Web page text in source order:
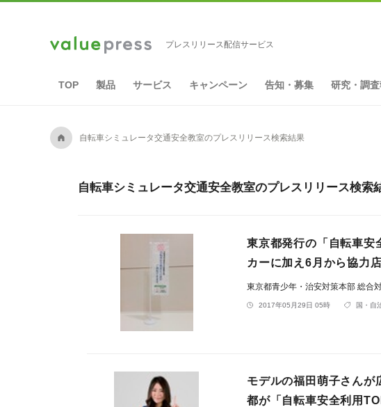
プレスリリース配信サービス
TOP 製品 サービス キャンペーン 告知・募集 研究・調
A 自転車シミュレータ交通安全教室のプレスリリース検索結果
自転車シミュレータ交通安全教室のプレスリリース検索
東京都発行の「自転車安
カーに加え6月から協力
東京都青少年・治安対策本部 総合
2017年05月29日 05時 国・自
モデルの福田萌子さんが
都が「自転車安全利用